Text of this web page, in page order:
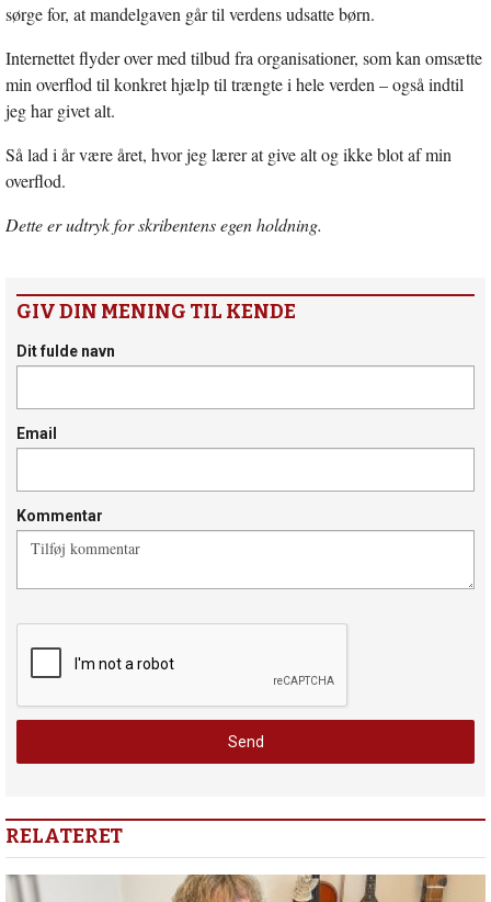
sørge for, at mandelgaven går til verdens udsatte børn.
Internettet flyder over med tilbud fra organisationer, som kan omsætte
min overflod til konkret hjælp til trængte i hele verden – også indtil
jeg har givet alt.
Så lad i år være året, hvor jeg lærer at give alt og ikke blot af min
overflod.
Dette er udtryk for skribentens egen holdning.
GIV DIN MENING TIL KENDE
Dit fulde navn
Email
Kommentar
RELATERET